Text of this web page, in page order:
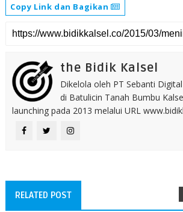
Copy Link dan Bagikan
the Bidik Kalsel
Dikelola oleh PT Sebanti
di Batulicin Tanah Bumbu
launching pada 2013 melalui URL
RELATED POST